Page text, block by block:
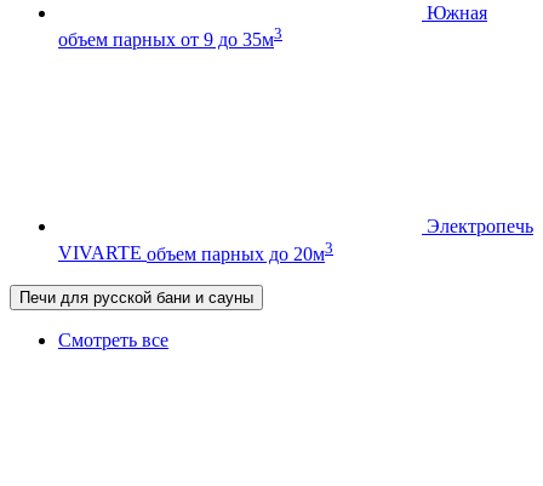
Южная
объем парных от 9 до 35м3
Электропечь
VIVARTE объем парных до 20м3
Печи для русской бани и сауны
Смотреть все